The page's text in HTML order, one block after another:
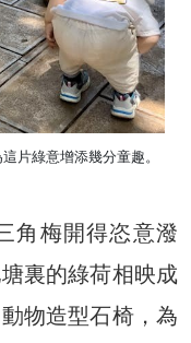
片綠意增添幾分童趣。
角梅開得恣意潑
裏的綠荷相映成
物造型石椅，為